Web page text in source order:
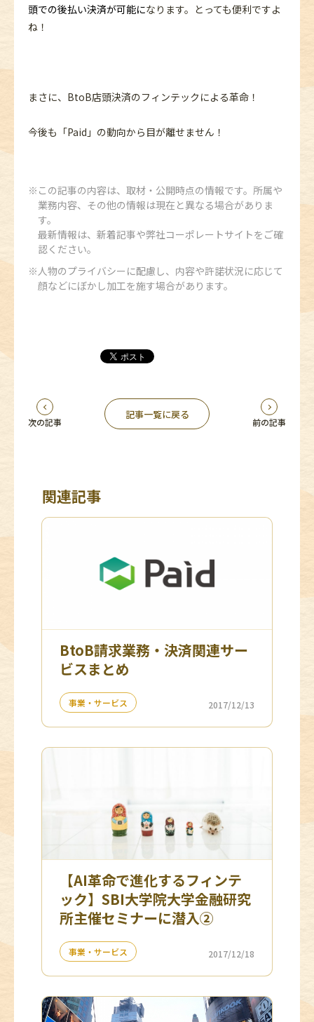
頭での後払い決済が可能になります。とっても便利ですよ
ね！
まさに、BtoB店頭決済のフィンテックによる革命！
今後も「Paid」の動向から目が離せません！
この記事の内容は、取材・公開時点の情報です。所属や
業務内容、その他の情報は現在と異なる場合がありま
す。
最新情報は、新着記事や弊社コーポレートサイトをご確
認ください。
人物のプライバシーに配慮し、内容や許諾状況に応じて
顔などにぼかし加工を施す場合があります。
次の記事
記事一覧に戻る
前の記事
関連記事
BtoB請求業務・決済関連サー
ビスまとめ
事業・サービス 2017/12/13
【AI革命で進化するフィンテ
ック】SBI大学院大学金融研究
所主催セミナーに潜入②
事業・サービス 2017/12/18